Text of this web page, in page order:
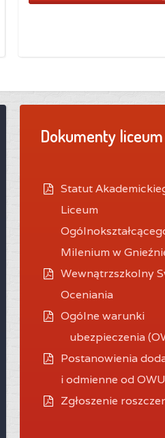
Dokumenty liceum
Statut
Liceum
Milenium w
Wewnątrzszkolny
Oceniania
Ogólne warunki
ubezpieczenia
Postanowienia
i odmienne od OWU
Zgłoszenie